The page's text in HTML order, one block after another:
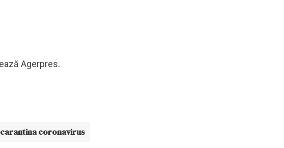
Agerpres.
carantina coronavirus